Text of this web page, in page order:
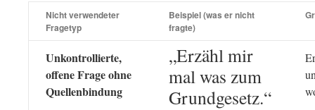
Nicht verwendeter
Fragetyp
Beispiel (was er nicht
fragte)
Unkontrollierte,
offene Frage ohne
Quellenbindung
„Erzähl mir
mal was zum
Grundgesetz.“